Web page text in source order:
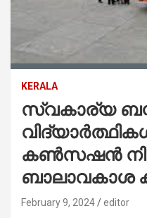
KERALA
സ്വകാര്യ
കൺസഷൻ
ബാലാവകാശ
February 9, 2024 editor